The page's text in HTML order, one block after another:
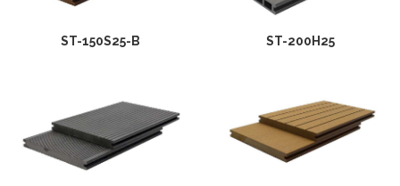
ST-150S25-B ST-200H25